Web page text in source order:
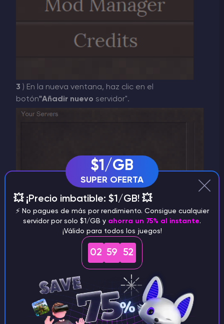
3 ) En la nueva ventana, haz clic en el
botón"Añadir nuevo servidor".
) Introduce losdatosdel servidor y haz clic en
"Crear".Ya puedes unirte al servidor.
$1/GB
SUPER OFERTA
💥 ¡Precio imbatible: $1/GB! 💥
⚡️ No pagues de más por rendimiento. Consigue cualquier
servidor por solo $1/GB y ahorra un 75% al instante.
¡Válido para todos los juegos!
02 59 52